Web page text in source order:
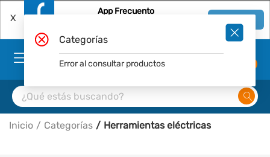
X
App Frecuento
Inicio Categorías Herramientas eléctricas
Categorías
Error al consultar productos